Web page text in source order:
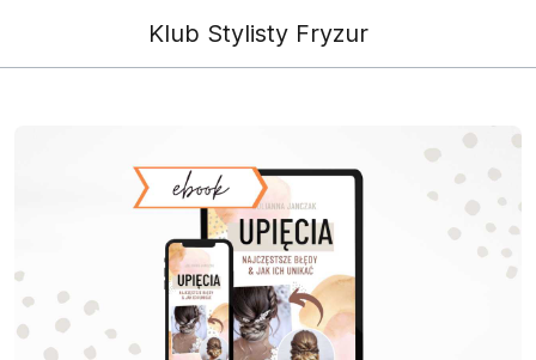
Klub Stylisty Fryzur